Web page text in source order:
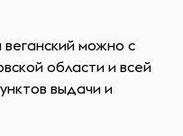
можно с
области и всей
выдачи и